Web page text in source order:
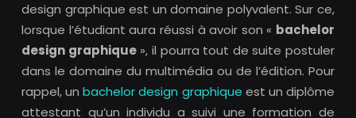
design graphique est un domaine polyvalent. Sur ce,
lorsque l’étudiant aura réussi à avoir son « bachelor
design graphique», il pourra tout de suite postuler
dans le domaine du multimédia ou de l’édition. Pour
rappel, unbachelor design graphique est un diplôme
attestant qu’un individu a suivi une formation de